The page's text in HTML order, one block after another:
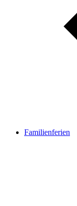
Familienferien